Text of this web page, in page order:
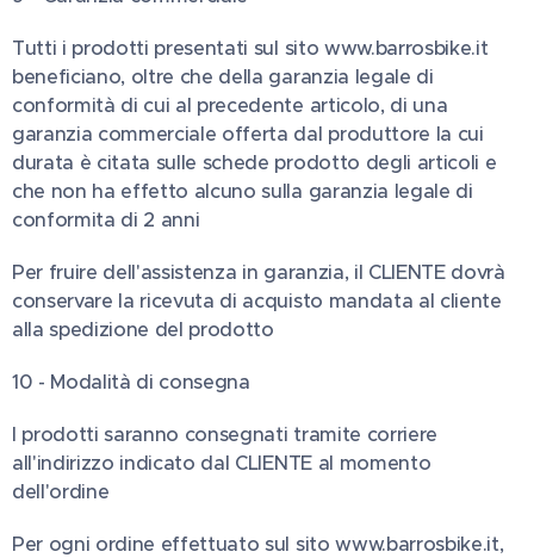
Tutti i prodotti presentati sul sito www.barrosbike.it
beneficiano, oltre che della garanzia legale di
conformità di cui al precedente articolo, di una
garanzia commerciale offerta dal produttore la cui
durata è citata sulle schede prodotto degli articoli e
che non ha effetto alcuno sulla garanzia legale di
conformita di 2 anni
Per fruire dell'assistenza in garanzia, il CLIENTE dovrà
conservare la ricevuta di acquisto mandata al cliente
alla spedizione del prodotto
10 - Modalità di consegna
I prodotti saranno consegnati tramite corriere
all'indirizzo indicato dal CLIENTE al momento
dell'ordine
Per ogni ordine effettuato sul sito www.barrosbike.it,